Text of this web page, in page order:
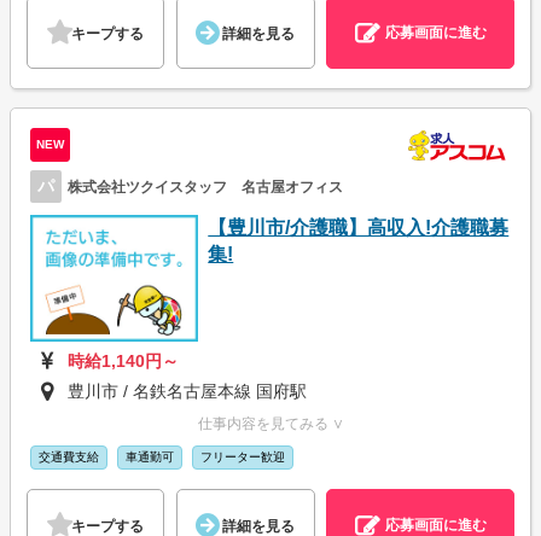
キープする 詳細を見る 応募画面に進む
NEW
パ 株式会社ツクイスタッフ 名古屋オフィス
【豊川市/介護職】高収入!介護職募
集!
時給1,140円～
豊川市 / 名鉄名古屋本線 国府駅
仕事内容を見てみる ∨
交通費支給 車通勤可 フリーター歓迎
キープする 詳細を見る 応募画面に進む